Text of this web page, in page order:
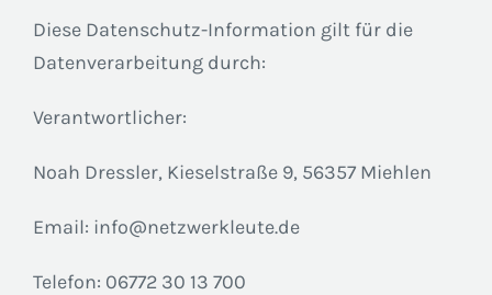
Diese Datenschutz-Information gilt für die
Datenverarbeitung durch:
Verantwortlicher:
Noah Dressler, Kieselstraße 9, 56357 Miehlen
Email: info@netzwerkleute.de
Telefon: 06772 30 13 700